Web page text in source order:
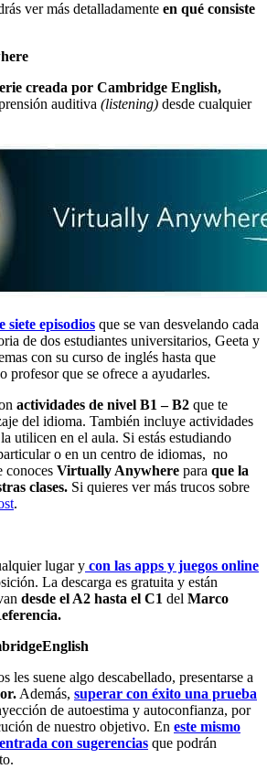
ver más detalladamente en qué consiste
creada por Cambridge English,
auditiva (listening) desde cualquier
siete episodios que se van desvelando cada
de dos estudiantes universitarios, Geeta y
con su curso de inglés hasta que
profesor que se ofrece a ayudarles.
actividades de nivel B1 – B2 que te
del idioma. También incluye actividades
utilicen en el aula. Si estás estudiando
o en un centro de idiomas, no
conoces Virtually Anywhere para que la
clases. Si quieres ver más trucos sobre
.
lugar y con las apps y juegos online
La descarga es gratuita y están
desde el A2 hasta el C1 del Marco
les suene algo descabellado, presentarse a
Además, superar con éxito una prueba
de autoestima y autoconfianza, por
de nuestro objetivo. En este mismo
con sugerencias que podrán